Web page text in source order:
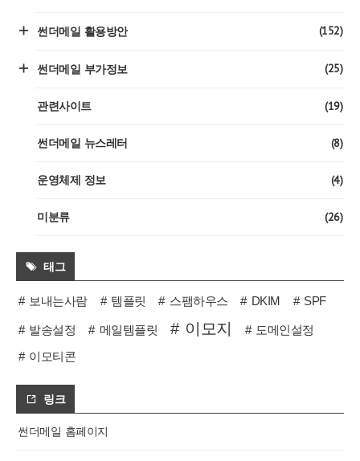
썬더메일 활용방안 (152)
썬더메일 부가정보 (25)
관련사이트 (19)
썬더메일 뉴스레터 (8)
운영체제 정보 (4)
미분류 (26)
태그
보내는사람 템플릿 스팸하우스 DKIM SPF
발송설정 메일템플릿 이모지
도메인설정
이모티콘
링크
썬더메일 홈페이지